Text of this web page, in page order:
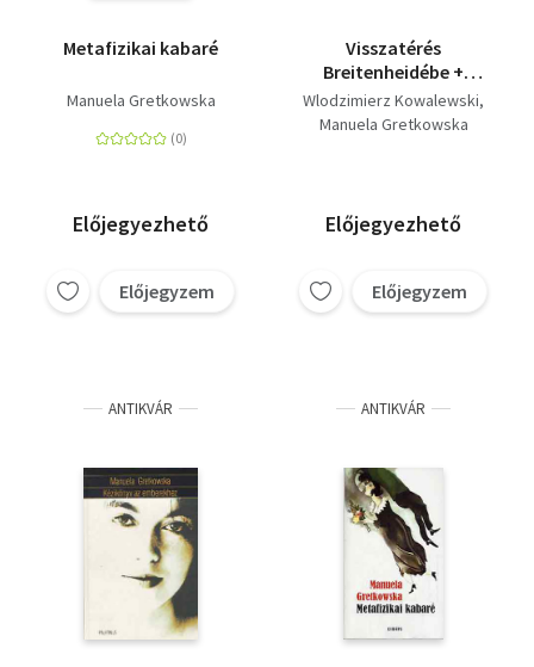
Metafizikai kabaré
Manuela Gretkowska
Előjegyezhető
Előjegyzem
Visszatérés
Breitenheidébe +
Szenvedélynapló (2
kötet)
Wlodzimierz Kowalewski
Manuela Gretkowska
Előjegyezhető
Előjegyzem
ANTIKVÁR ANTIKVÁR